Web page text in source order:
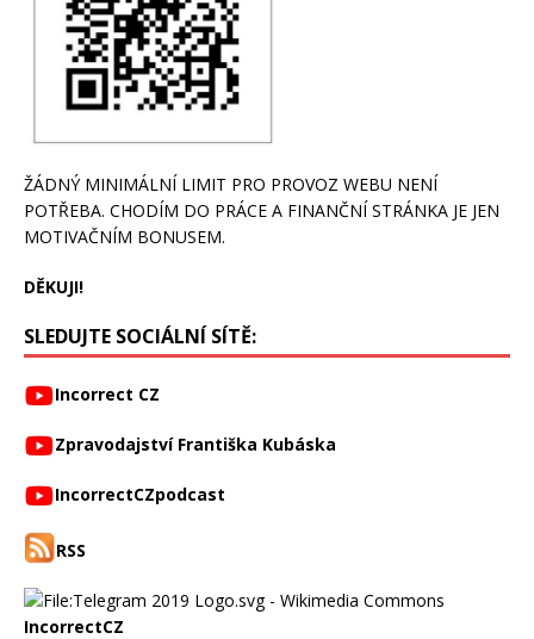
ŽÁDNÝ MINIMÁLNÍ LIMIT PRO PROVOZ WEBU NENÍ
POTŘEBA. CHODÍM DO PRÁCE A FINANČNÍ STRÁNKA JE JEN
MOTIVAČNÍM BONUSEM.
DĚKUJI!
SLEDUJTE SOCIÁLNÍ SÍTĚ:
Incorrect CZ
Zpravodajství Františka Kubáska
IncorrectCZpodcast
RSS
IncorrectCZ